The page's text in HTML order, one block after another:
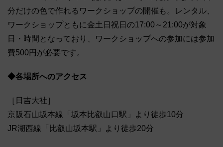
分だけの色で作れるワークショップの開催も。レンタル、
ワークショップともに金土日祝日の17:00～21:00が対象
日・時間となっており、ワークショップへの参加には参加
費500円が必要です。
◆各場所へのアクセス
［日吉大社］
京阪石山坂本線「坂本比叡山口駅」より徒歩10分
JR湖西線「比叡山坂本駅」より徒歩20分